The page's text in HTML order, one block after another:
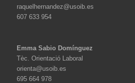
raquelhernandez@usoib.es
607 633 954
Emma Sabio Domínguez
Tèc. Orientació Laboral
orienta@usoib.es
695 664 978